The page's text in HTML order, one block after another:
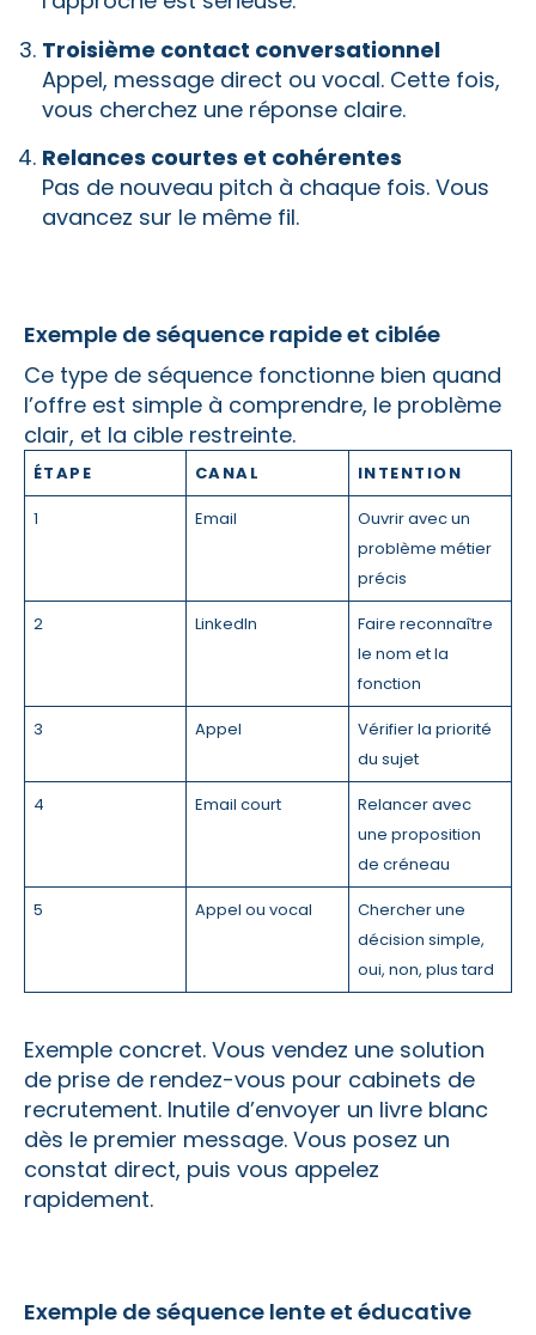
Troisième contact conversationnel
Appel, message direct ou vocal. Cette fois,
vous cherchez une réponse claire.
Relances courtes et cohérentes
Pas de nouveau pitch à chaque fois. Vous
avancez sur le même fil.
Exemple de séquence rapide et ciblée
Ce type de séquence fonctionne bien quand
l’offre est simple à comprendre, le problème
clair, et la cible restreinte.
ÉTAPE CANAL
INTENTION
1
Email
Ouvrir avec un
problème métier
précis
2
LinkedIn
Faire reconnaître
le nom et la
fonction
3
Appel
Vérifier la priorité
du sujet
4
Email court
Relancer avec
une proposition
de créneau
5
Appel ou vocal
Chercher une
décision simple,
oui, non, plus tard
Exemple concret. Vous vendez une solution
de prise de rendez-vous pour cabinets de
recrutement. Inutile d’envoyer un livre blanc
dès le premier message. Vous posez un
constat direct, puis vous appelez
rapidement.
Exemple de séquence lente et éducative